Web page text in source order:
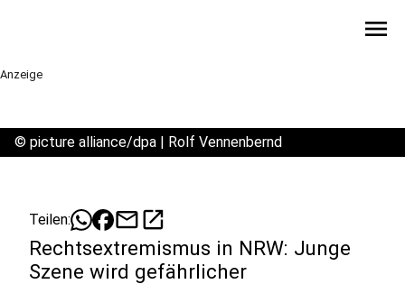
menu
Anzeige
© picture alliance/dpa | Rolf Vennenbernd
Teilen: mailopen_in_new
Rechtsextremismus in NRW: Junge
Szene wird gefährlicher